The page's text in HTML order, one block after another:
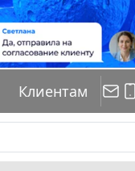
Клиентам